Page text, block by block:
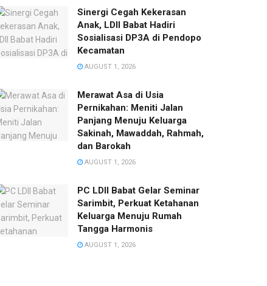
Sinergi Cegah Kekerasan
Anak, LDII Babat Hadiri
Sosialisasi DP3A di Pendopo
Kecamatan
AUGUST 1, 2026
Merawat Asa di Usia
Pernikahan: Meniti Jalan
Panjang Menuju Keluarga
Sakinah, Mawaddah, Rahmah,
dan Barokah
AUGUST 1, 2026
PC LDII Babat Gelar Seminar
Sarimbit, Perkuat Ketahanan
Keluarga Menuju Rumah
Tangga Harmonis
AUGUST 1, 2026